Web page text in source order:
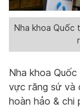
Nha khoa
Nha khoa
vực răng sứ và
hoàn hảo & chi